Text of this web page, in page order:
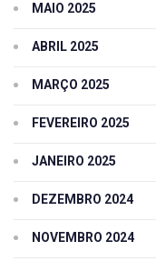
MAIO 2025
ABRIL 2025
MARÇO 2025
FEVEREIRO 2025
JANEIRO 2025
DEZEMBRO 2024
NOVEMBRO 2024